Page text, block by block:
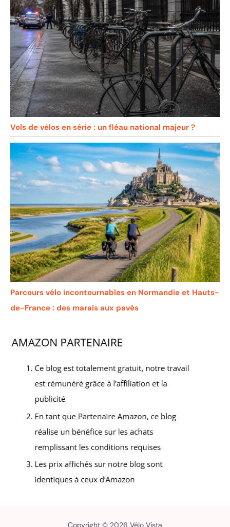
Vols de vélos en série : un fléau national majeur ?
Parcours vélo incontournables en Normandie et Hauts-
de-France : des marais aux pavés
Copyright © 2026 Vélo Vista